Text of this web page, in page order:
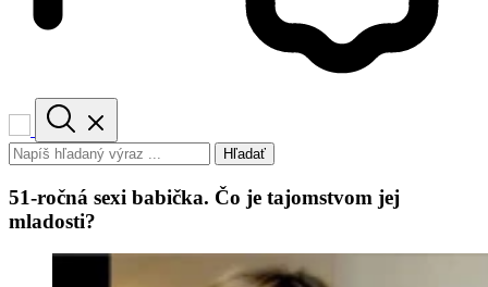
Hľadať
51-ročná sexi babička. Čo je tajomstvom jej
mladosti?